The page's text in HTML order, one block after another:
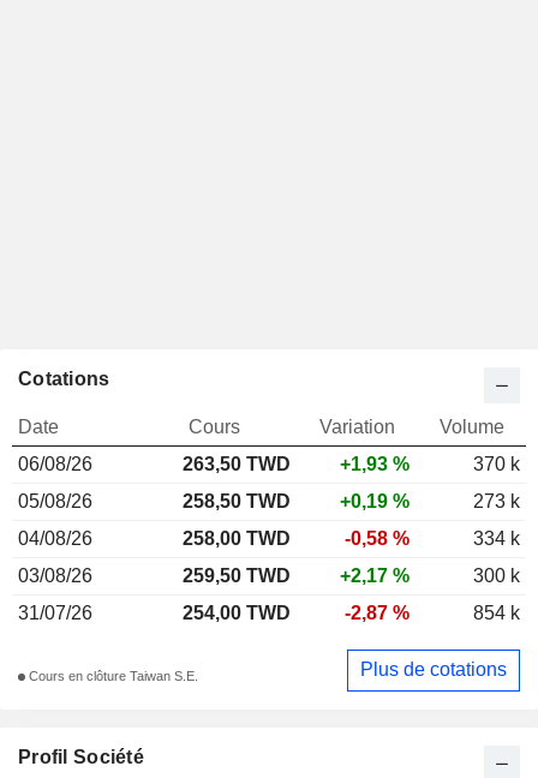
Profil Société
Cotations
Date Cours Variation
Volume
06/08/26
263,50 TWD +1,93 %
370 k
05/08/26
258,50 TWD +0,19 %
273 k
04/08/26
258,00 TWD -0,58 %
334 k
03/08/26
259,50 TWD +2,17 %
300 k
31/07/26
254,00 TWD -2,87 % 854 k
Cours en clôture Taiwan S.E. Plus de cotations